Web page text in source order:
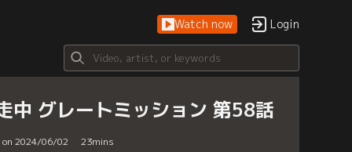
Watch now Login
中 グレートミッション 第58話
2024/06/02 23mins